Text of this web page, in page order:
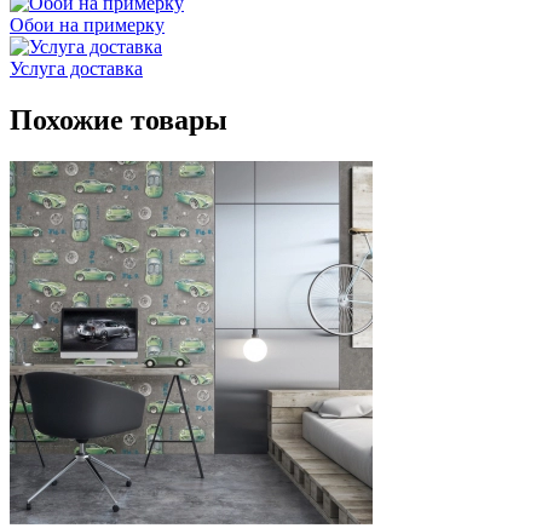
Обои на примерку
Услуга доставка
Похожие товары